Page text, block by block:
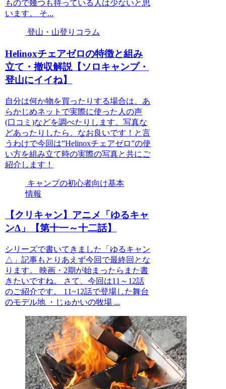
もので幾つも持っている人は少ないと思
います。 そ...
登山・山登りコラム
Helinoxチェアゼロの特徴と組み
立て・撤収解説【ソロキャンプ・
登山にイイね】
自分は何か物を買ったりする場合は、あ
らかじめネットで実際に使った人の声
(口コミ)などを調べたりします。写真な
どあったりしたら、なお良いです！と言
うわけで今回は”Helinoxチェアゼロ”の使
い方を組み立て時の実際の写真と共にご
紹介します！
キャンプの初心者向け基本
情報
【クリキャン】アニメ「ゆるキャ
ンΔ」【第十一～十二話】
シリーズで書いてきました「ゆるキャン
△」記事もとりあえず今回で最終回とな
ります。 映画・2期が始まったらまた書
きたいですね。 さて、今回は11～12話
のご紹介です。 11~12話で登場した舞台
のモデル地 ・じゅかいの牧場 ...